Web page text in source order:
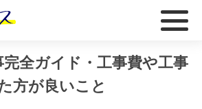
全ガイド・工事費や工事
方が良いこと